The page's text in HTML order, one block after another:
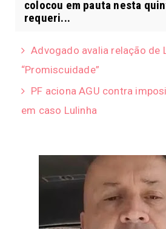
colocou em pauta nesta
requeri...
Advogado avalia relação de
“Promiscuidade”
PF aciona AGU contra
em caso Lulinha